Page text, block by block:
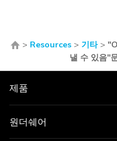
> Resources > 기타>
낼 수 있음"
제품
원더쉐어